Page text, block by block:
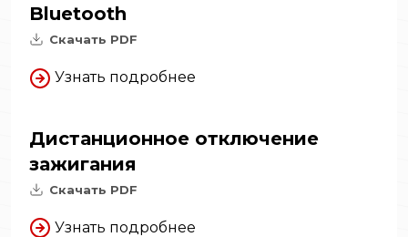
Bluetooth
Скачать PDF
Узнать подробнее
Дистанционное отключение
зажигания
Скачать PDF
Узнать подробнее